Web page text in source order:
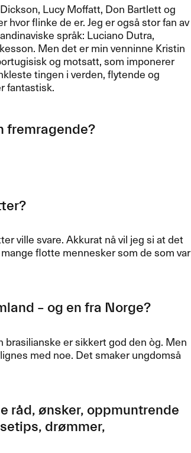
Lucy Moffatt, Don Bartlett og
flinke de er. Jeg er ogs​å stor fan av
spr​å​k: Luciano Dutra,
Men det er min venninne Kristin
og motsatt, som imponerer
tingen i verden, flytende og
fantastisk.​​
fremragende?​​
ville svare. Akkurat n​å vil jeg si at det
flotte mennesker som de som var
​– og en fra Norge?​​
er sikkert god den ​ò​g. Men
med noe. Det smaker ungdoms​å​
r​å​d, ​ø​nsker, oppmuntrende
dr​ø​mmer,